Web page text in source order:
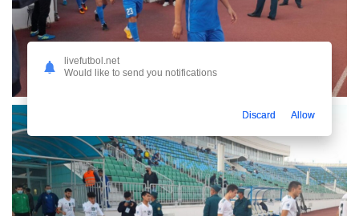
livefutbol.net
Would like to send you notifications
Discard Allow